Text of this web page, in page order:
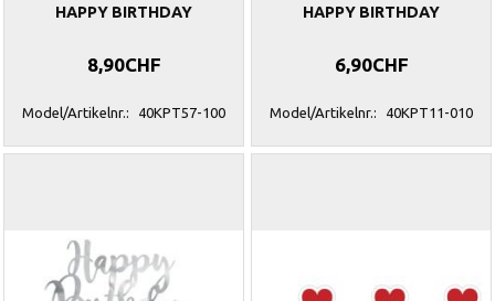
HAPPY BIRTHDAY
8,90CHF
Model/Artikelnr.: 40KPT57-100
HAPPY BIRTHDAY
6,90CHF
Model/Artikelnr.: 40KPT11-010